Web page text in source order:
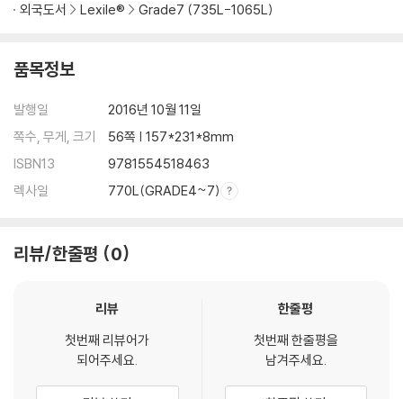
외국도서
Lexile® Grade7 (735L-1065L)
품목정보
발행일
2016년 10월 11일
쪽수, 무게, 크기
56쪽 | 157*231*8mm
ISBN13
9781554518463
렉사일
770L(GRADE4~7)
리뷰/한줄평 0
리뷰
첫번째 리뷰어가
되어주세요.
한줄평
첫번째 한줄평을
남겨주세요.